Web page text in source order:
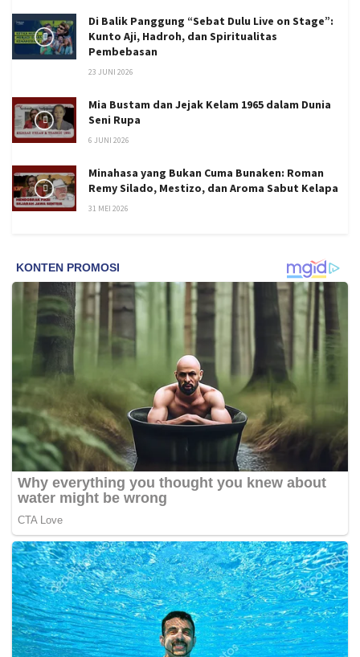
Di Balik Panggung “Sebat Dulu Live on Stage”:
Kunto Aji, Hadroh, dan Spiritualitas
Pembebasan
23 JUNI 2026
Mia Bustam dan Jejak Kelam 1965 dalam Dunia
Seni Rupa
6 JUNI 2026
Minahasa yang Bukan Cuma Bunaken: Roman
Remy Silado, Mestizo, dan Aroma Sabut Kelapa
31 MEI 2026